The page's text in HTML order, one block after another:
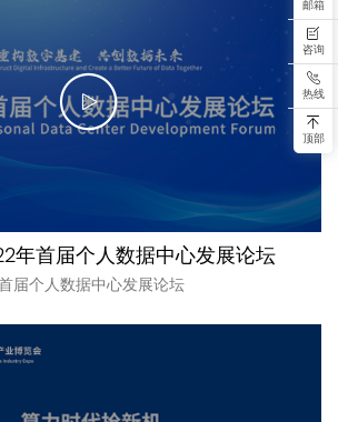
年首届个人数据中心发展论坛
届个人数据中心发展论坛
邮箱
咨询
热线
顶部